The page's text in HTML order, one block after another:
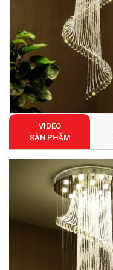
VIDEO
SẢN PHẨM